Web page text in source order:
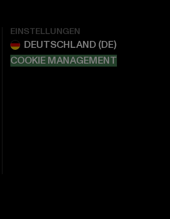
EINSTELLUNGEN
COOKIE MANAGEMENT